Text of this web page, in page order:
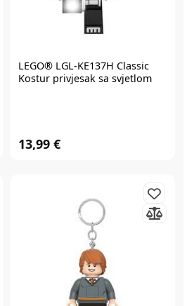
LEGO® LGL-KE137H Classic
Kostur privjesak sa svjetlom
13,99 €